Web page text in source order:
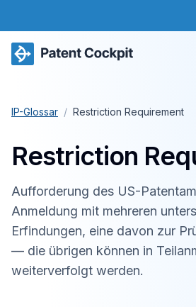
IP-Glossar / Restriction Requirement
Restriction
Aufforderung des US-
Anmeldung mit mehreren
Erfindungen, eine davon zur
— die übrigen können in
weiterverfolgt werden.